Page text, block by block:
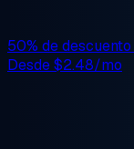
50% de descuento
Desde$2.48/mo